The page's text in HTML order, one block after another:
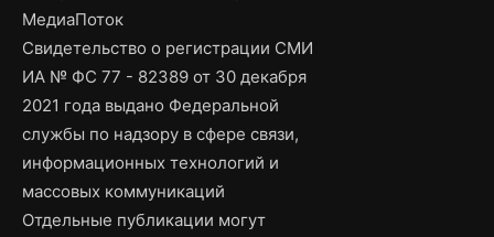
МедиаПоток
Свидетельство о регистрации СМИ
ИА № ФС 77 - 82389 от 30 декабря
2021 года выдано Федеральной
службы по надзору в сфере связи,
информационных технологий и
массовых коммуникаций
Отдельные публикации могут